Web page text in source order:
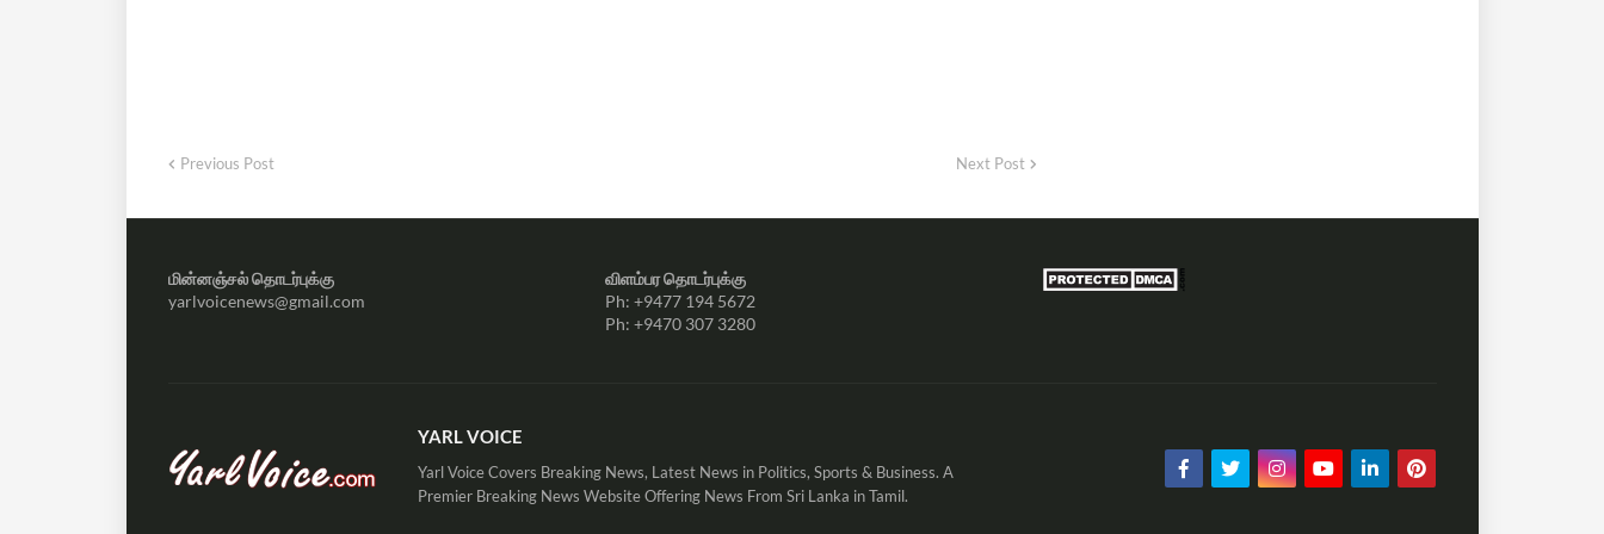
Previous Post Next Post
மின்னஞ்சல் தொடர்புக்கு
yarlvoicenews@gmail.com
விளம்பர தொடர்புக்கு
Ph: +9477 194 5672
Ph: +9470 307 3280
YARL VOICE
Yarl Voice Covers Breaking News, Latest News in Politics, Sports & Business. A
Premier Breaking News Website Offering News From Sri Lanka in Tamil.